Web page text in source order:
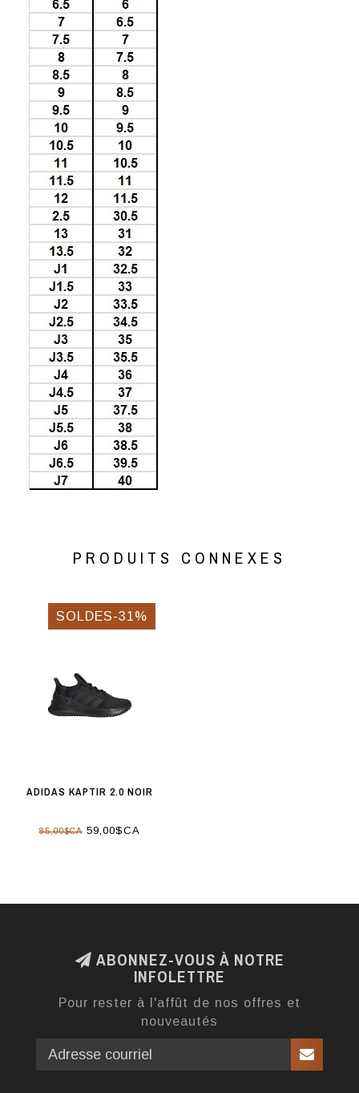
PRODUITS CONNEXES
SOLDES-31%
ADIDAS KAPTIR 2.0 NOIR
85,00$CA 59,00$CA
ABONNEZ-VOUS À NOTRE
INFOLETTRE
Pour rester à l'affût de nos offres et
nouveautés